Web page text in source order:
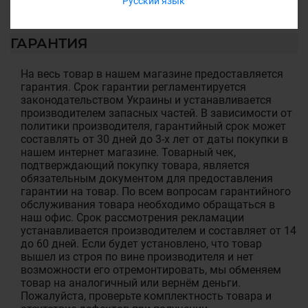
ГАРАНТИЯ
На весь товар в нашем магазине предоставляется
гарантия. Срок гарантии регламентируется
законодательством Украины и устанавливается
производителем запасных частей. В зависимости от
политики производителя, гарантийный срок может
составлять от 30 дней до 3-х лет от даты покупки в
нашем интернет магазине. Товарный чек,
подтверждающий покупку товара, является
обязательным документом для предоставления
гарантии на товар. По всем вопросам гарантийного
обслуживания товара необходимо обращаться в
наш офис. Срок рассмотрения рекламации
устанавливается производителем и составляет от 14
до 60 дней. Если будет установлено, что товар
вышел из строя по вине производителя и нет
возможности его отремонтировать, мы обменяем
товар на аналогичный или вернём деньги.
Пожалуйста, проверьте комплектность товара и